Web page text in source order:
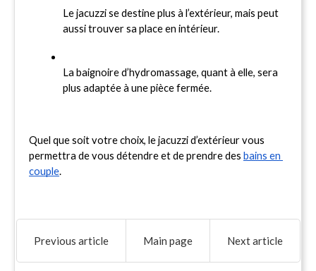
Le jacuzzi se destine plus à l’extérieur, mais peut
aussi trouver sa place en intérieur.
La baignoire d’hydromassage, quant à elle, sera
plus adaptée à une pièce fermée.
Quel que soit votre choix, le jacuzzi d’extérieur vous
permettra de vous détendre et de prendre des bains en
couple.
Previous article Main page Next article